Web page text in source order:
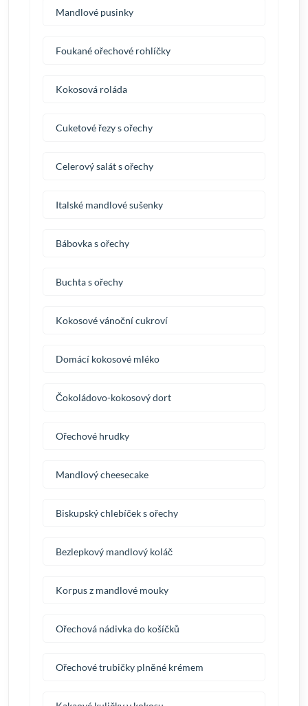
Mandlové pusinky
Foukané ořechové rohlíčky
Kokosová roláda
Cuketové řezy s ořechy
Celerový salát s ořechy
Italské mandlové sušenky
Bábovka s ořechy
Buchta s ořechy
Kokosové vánoční cukroví
Domácí kokosové mléko
Čokoládovo-kokosový dort
Ořechové hrudky
Mandlový cheesecake
Biskupský chlebíček s ořechy
Bezlepkový mandlový koláč
Korpus z mandlové mouky
Ořechová nádivka do košíčků
Ořechové trubičky plněné krémem